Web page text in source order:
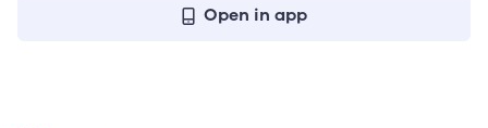
Open in app